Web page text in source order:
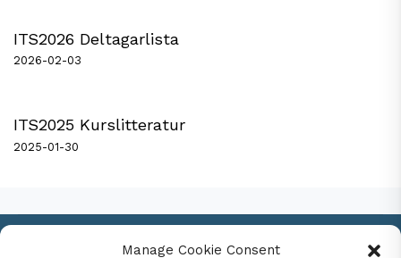
Manage Cookie Consent
ITS2026 Deltagarlista
2026-02-03
ITS2025 Kurslitteratur
2025-01-30